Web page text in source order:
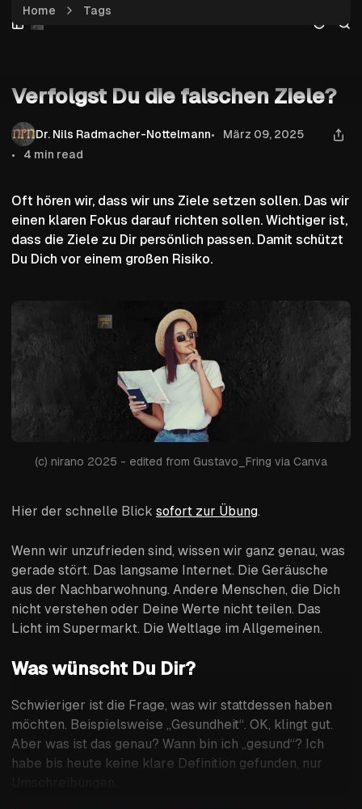
Skip
to
Skip
to
Skip
to
Verfolgst Du die falschen Ziele?
Home Tags
Verfolgst Du die falschen Ziele?
Dr. Nils Radmacher-Nottelmann
März 09, 2025
4 min read
Oft hören wir, dass wir uns Ziele setzen sollen. Das wir
einen klaren Fokus darauf richten sollen. Wichtiger ist,
dass die Ziele zu Dir persönlich passen. Damit schützt
Du Dich vor einem großen Risiko.
(c) nirano 2025 - edited from Gustavo_Fring via Canva
Hier der schnelle Blick sofort zur Übung.
Wenn wir unzufrieden sind, wissen wir ganz genau, was
gerade stört. Das langsame Internet. Die Geräusche
aus der Nachbarwohnung. Andere Menschen, die Dich
nicht verstehen oder Deine Werte nicht teilen. Das
Licht im Supermarkt. Die Weltlage im Allgemeinen.
Was wünscht Du Dir?
Schwieriger ist die Frage, was wir stattdessen haben
möchten. Beispielsweise „Gesundheit“. OK, klingt gut.
Aber was ist das genau? Wann bin ich „gesund“? Ich
habe bis heute keine klare Definition gefunden, nur